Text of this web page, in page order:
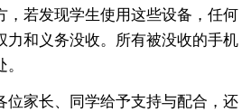
，若发现学生使用这些设备，任何
力和义务没收。所有被没收的手机
位家长、同学给予支持与配合，还